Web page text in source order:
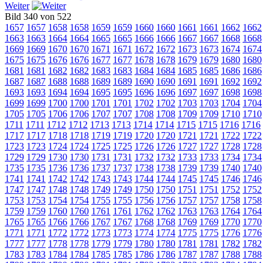
Weiter
Bild 340 von 522
1657 1657 1658 1658 1659 1659 1660 1660 1661 1661 1662 1662
1663 1663 1664 1664 1665 1665 1666 1666 1667 1667 1668 1668
1669 1669 1670 1670 1671 1671 1672 1672 1673 1673 1674 1674
1675 1675 1676 1676 1677 1677 1678 1678 1679 1679 1680 1680
1681 1681 1682 1682 1683 1683 1684 1684 1685 1685 1686 1686
1687 1687 1688 1688 1689 1689 1690 1690 1691 1691 1692 1692
1693 1693 1694 1694 1695 1695 1696 1696 1697 1697 1698 1698
1699 1699 1700 1700 1701 1701 1702 1702 1703 1703 1704 1704
1705 1705 1706 1706 1707 1707 1708 1708 1709 1709 1710 1710
1711 1711 1712 1712 1713 1713 1714 1714 1715 1715 1716 1716
1717 1717 1718 1718 1719 1719 1720 1720 1721 1721 1722 1722
1723 1723 1724 1724 1725 1725 1726 1726 1727 1727 1728 1728
1729 1729 1730 1730 1731 1731 1732 1732 1733 1733 1734 1734
1735 1735 1736 1736 1737 1737 1738 1738 1739 1739 1740 1740
1741 1741 1742 1742 1743 1743 1744 1744 1745 1745 1746 1746
1747 1747 1748 1748 1749 1749 1750 1750 1751 1751 1752 1752
1753 1753 1754 1754 1755 1755 1756 1756 1757 1757 1758 1758
1759 1759 1760 1760 1761 1761 1762 1762 1763 1763 1764 1764
1765 1765 1766 1766 1767 1767 1768 1768 1769 1769 1770 1770
1771 1771 1772 1772 1773 1773 1774 1774 1775 1775 1776 1776
1777 1777 1778 1778 1779 1779 1780 1780 1781 1781 1782 1782
1783 1783 1784 1784 1785 1785 1786 1786 1787 1787 1788 1788